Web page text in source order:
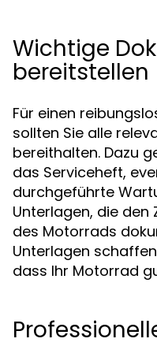
Wichtige
bereitstellen
Für einen
sollten Sie alle
bereithalten. Dazu
das Serviceheft,
durchgeführte
Unterlagen, die den
des Motorrads
Unterlagen
dass Ihr Motorrad